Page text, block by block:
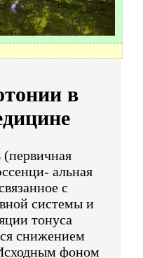
в
альная
с
системы и
тонуса
снижением
фоном